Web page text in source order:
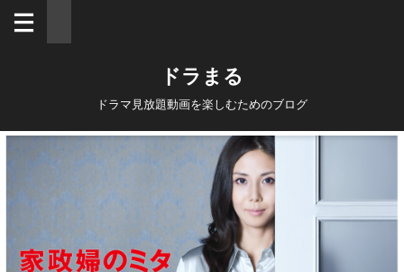
ドラまる
ドラマ見放題動画を楽しむためのブログ